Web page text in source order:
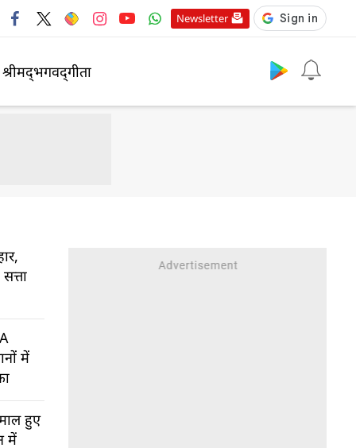
Newsletter
श्रीमद्‍भगवद्‍गीता
में
हुए
में